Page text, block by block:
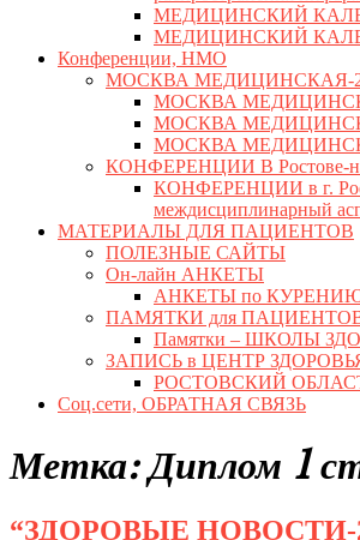
МЕДИЦИНСКИЙ
МЕДИЦИНСКИЙ
Конференции, НМО
МОСКВА МЕДИЦИНСКАЯ-
МОСКВА МЕДИЦИНСКАЯ-
МОСКВА МЕДИЦИНСКАЯ-
МОСКВА МЕДИЦИНСКАЯ-
КОНФЕРЕНЦИИ В Ростове-
КОНФЕРЕНЦИИ в г.
междисциплинарный
МАТЕРИАЛЫ ДЛЯ ПАЦИЕНТОВ
ПОЛЕЗНЫЕ САЙТЫ
Он-лайн АНКЕТЫ
АНКЕТЫ по КУРЕНИЮ (с
ПАМЯТКИ для
Памятки – ШКОЛЫ
ЗАПИСЬ в ЦЕНТР
РОСТОВСКИЙ
Соц.сети, ОБРАТНАЯ СВЯЗЬ
Button
Метка:Диплом 1
“ЗДОРОВЫЕ НОВОСТИ-